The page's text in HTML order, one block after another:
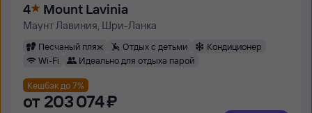
4 Mount Lavinia
Маунт Лавиния, Шри-Ланка
Песчаный пляж Отдых с детьми
Кондиционер
Wi-Fi
Идеально для отдыха парой
Кешбэк до 7%
от 203 ⁠074 ⁠₽